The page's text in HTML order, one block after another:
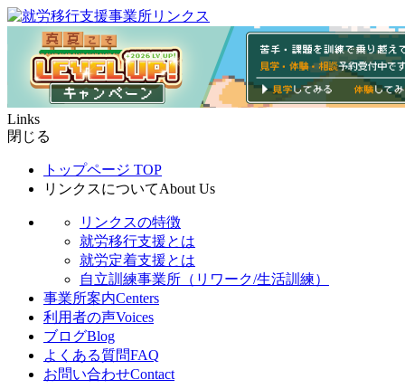
Links
閉じる
トップページ TOP
リンクスについてAbout Us
リンクスの特徴
就労移行支援とは
就労定着支援とは
自立訓練事業所（リワーク/生活訓練）
事業所案内Centers
利用者の声Voices
ブログBlog
よくある質問FAQ
お問い合わせContact